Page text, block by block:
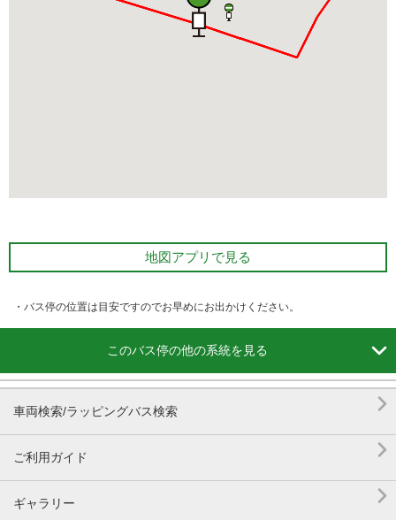
地図アプリで見る
・バス停の位置は目安ですのでお早めにお出かけください。
このバス停の他の系統を見る 
車両検索/ラッピングバス検索 
ご利用ガイド 
ギャラリー 